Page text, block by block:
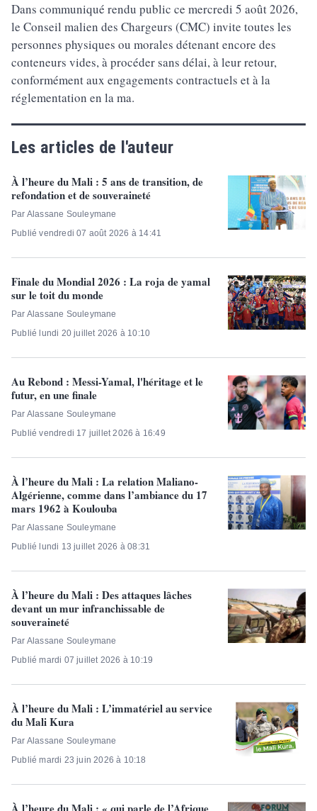
Dans communiqué rendu public ce mercredi 5 août 2026,
le Conseil malien des Chargeurs (CMC) invite toutes les
personnes physiques ou morales détenant encore des
conteneurs vides, à procéder sans délai, à leur retour,
conformément aux engagements contractuels et à la
réglementation en la ma.
Les articles de l'auteur
À l’heure du Mali : 5 ans de transition, de
refondation et de souveraineté
Par Alassane Souleymane
Publié vendredi 07 août 2026 à 14:41
Finale du Mondial 2026 : La roja de yamal
sur le toit du monde
Par Alassane Souleymane
Publié lundi 20 juillet 2026 à 10:10
Au Rebond : Messi-Yamal, l'héritage et le
futur, en une finale
Par Alassane Souleymane
Publié vendredi 17 juillet 2026 à 16:49
À l’heure du Mali : La relation Maliano-
Algérienne, comme dans l’ambiance du 17
mars 1962 à Koulouba
Par Alassane Souleymane
Publié lundi 13 juillet 2026 à 08:31
À l’heure du Mali : Des attaques lâches
devant un mur infranchissable de
souveraineté
Par Alassane Souleymane
Publié mardi 07 juillet 2026 à 10:19
À l’heure du Mali : L’immatériel au service
du Mali Kura
Par Alassane Souleymane
Publié mardi 23 juin 2026 à 10:18